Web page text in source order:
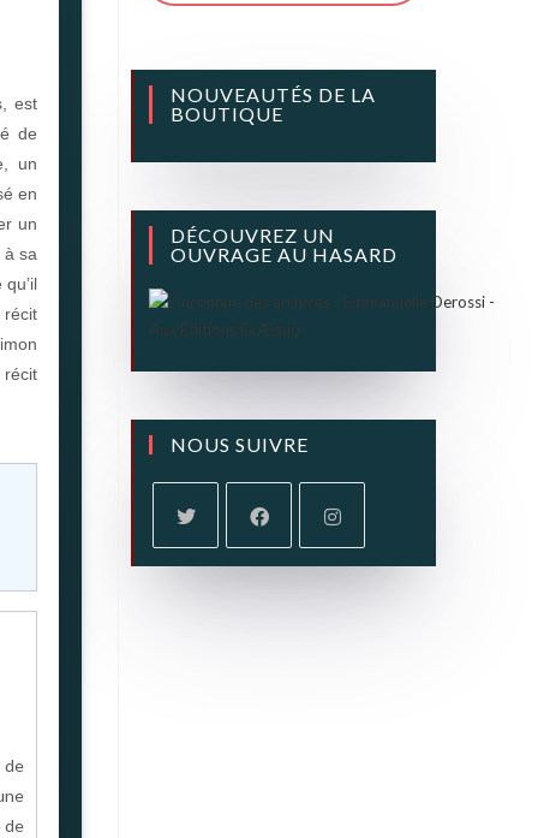
est
de
un
en
un
à sa
récit
de
de
NOUVEAUTÉS DE LA
BOUTIQUE
DÉCOUVREZ UN
OUVRAGE AU HASARD
NOUS SUIVRE